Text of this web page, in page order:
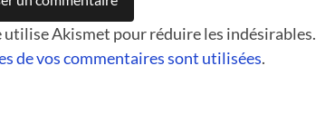
utilise Akismet pour réduire les indésirables.
de vos commentaires sont utilisées.